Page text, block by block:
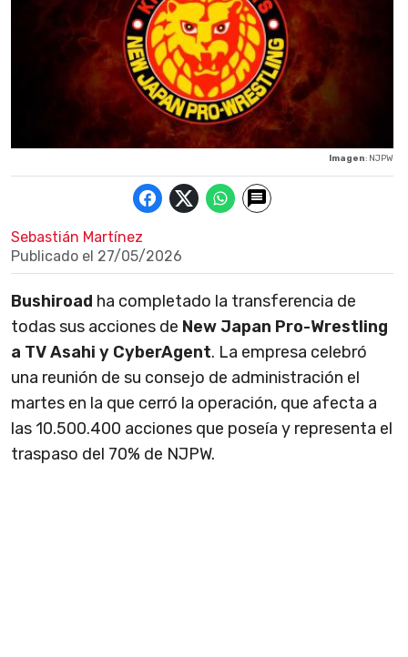
Imagen: NJPW
Sebastián Martínez
Publicado el 27/05/2026
Bushiroad ha completado la transferencia de
todas sus acciones de New Japan Pro-Wrestling
a TV Asahi y CyberAgent. La empresa celebró
una reunión de su consejo de administración el
martes en la que cerró la operación, que afecta a
las 10.500.400 acciones que poseía y representa el
traspaso del 70% de NJPW.